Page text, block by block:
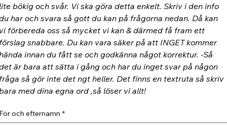
bökig och svår. Vi ska göra detta enkelt. Skriv i den info
har och svara så gott du kan på frågorna nedan. Då kan
förbereda oss så mycket vi kan & därmed få fram ett
snabbare. Du kan vara säker på att INGET kommer
innan du fått se och godkänna något korrektur. -Så
är bara att sätta i gång och har du inget svar på någon
så gör inte det ngt heller. Det finns en textruta så skriv
med dina egna ord ,så löser vi allt!
och efternamn *